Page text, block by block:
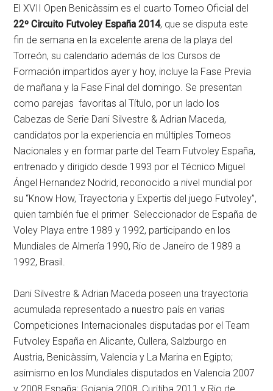
El XVII Open Benicàssim es el cuarto Torneo Oficial del
22º Circuito Futvoley España 2014, que se disputa este
fin de semana en la excelente arena de la playa del
Torreón, su calendario además de los Cursos de
Formación impartidos ayer y hoy, incluye la Fase Previa
de mañana y la Fase Final del domingo. Se presentan
como parejas favoritas al Título, por un lado los
Cabezas de Serie Dani Silvestre & Adrian Maceda,
candidatos por la experiencia en múltiples Torneos
Nacionales y en formar parte del Team Futvoley España,
entrenado y dirigido desde 1993 por el Técnico Miguel
Ángel Hernandez Nodrid, reconocido a nivel mundial por
su “Know How, Trayectoria y Expertis del juego Futvoley”,
quien también fue el primer Seleccionador de España de
Voley Playa entre 1989 y 1992, participando en los
Mundiales de Almería 1990, Rio de Janeiro de 1989 a
1992, Brasil.
Dani Silvestre & Adrian Maceda poseen una trayectoria
acumulada representado a nuestro país en varias
Competiciones Internacionales disputadas por el Team
Futvoley España en Alicante, Cullera, Salzburgo en
Austria, Benicàssim, Valencia y La Marina en Egipto;
asimismo en los Mundiales disputados en Valencia 2007